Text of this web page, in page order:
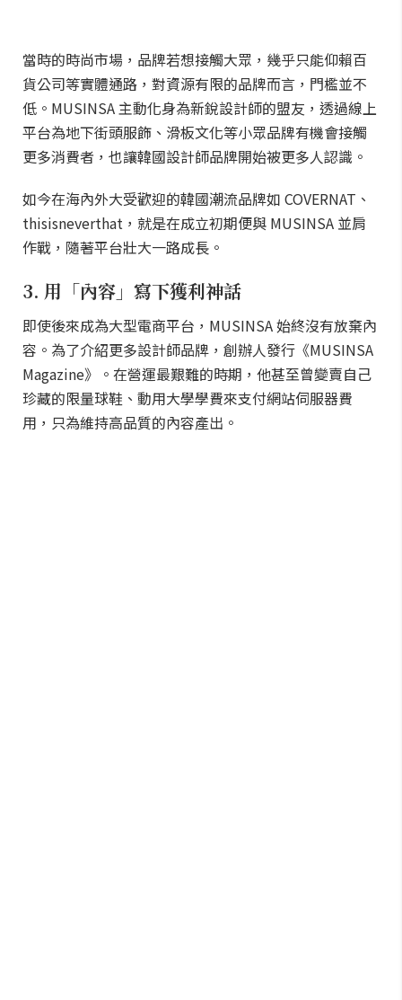
當時的時尚市場，品牌若想接觸大眾，幾乎只能仰賴百
貨公司等實體通路，對資源有限的品牌而言，門檻並不
低。MUSINSA 主動化身為新銳設計師的盟友，透過線上
平台為地下街頭服飾、滑板文化等小眾品牌有機會接觸
更多消費者，也讓韓國設計師品牌開始被更多人認識。
如今在海內外大受歡迎的韓國潮流品牌如 COVERNAT、
thisisneverthat，就是在成立初期便與 MUSINSA 並肩
作戰，隨著平台壯大一路成長。
3. 用「內容」寫下獲利神話
即使後來成為大型電商平台，MUSINSA 始終沒有放棄內
容。為了介紹更多設計師品牌，創辦人發行《MUSINSA
Magazine》。在營運最艱難的時期，他甚至曾變賣自己
珍藏的限量球鞋、動用大學學費來支付網站伺服器費
用，只為維持高品質的內容產出。